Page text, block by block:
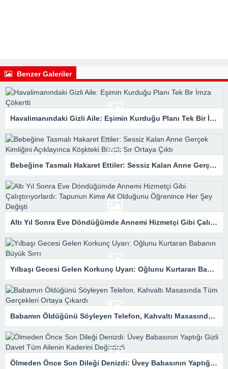
Benzer Galeriler
Havalimanındaki Gizli Aile: Eşimin Kurduğu Planı Tek Bir İmza Çökertti
Bebeğine Tasmalı Hakaret Ettiler: Sessiz Kalan Anne Gerçek Kimliğini Açıklayınca Köşkteki Büyük Sır Ortaya Çıktı
Altı Yıl Sonra Eve Döndüğümde Annemi Hizmetçi Gibi Çalıştırıyorlardı: Tapunun Kime Ait Olduğunu Öğrenince Her Şey Değişti
Yılbaşı Gecesi Gelen Korkunç Uyarı: Oğlunu Kurtaran Babanın Büyük Sırrı
Babamın Öldüğünü Söyleyen Telefon, Kahvaltı Masasında Tüm Gerçekleri Ortaya Çıkardı
Ölmeden Önce Son Dileği Denizdi: Üvey Babasının Yaptığı Gizli Davet Tüm Ailenin Kaderini Değiştirdi